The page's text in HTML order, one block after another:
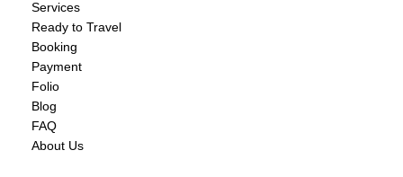
Services
Ready to Travel
Booking
Payment
Folio
Blog
FAQ
About Us